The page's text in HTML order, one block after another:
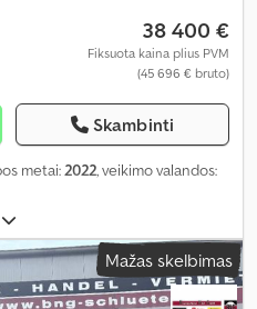
38 400 €
Fiksuota kaina plius PVM
(45 696 € bruto)
Skambinti
metai:2022, veikimo valandos:
Mažas skelbimas